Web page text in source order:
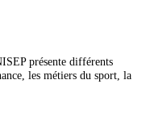
présente différents
les métiers du sport, la